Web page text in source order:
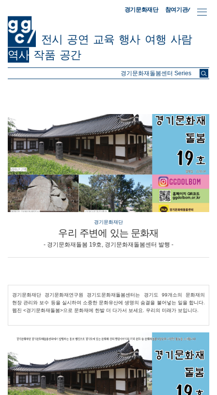
경기문화재단 참여기관/
전시 공연 교육 행사 여행 사람
역사 작품 공간
ggc/
경기문화재단
우리 주변에 있는 문화재
- 경기문화재돌봄 19호, 경기문화재돌봄센터 발행 -
경기문화재단 경기문화재연구원 경기도문화재돌봄센터는 경기도 99개소의 문화재의
현장 관리와 보수 등을 실시하여 소중한 문화유산에 생명의 숨결을 불어넣는 일을 합니다.
웹진 <경기문화재돌봄>으로 문화재에 한발 더 다가서 보세요. 우리의 미래가 보입니다.